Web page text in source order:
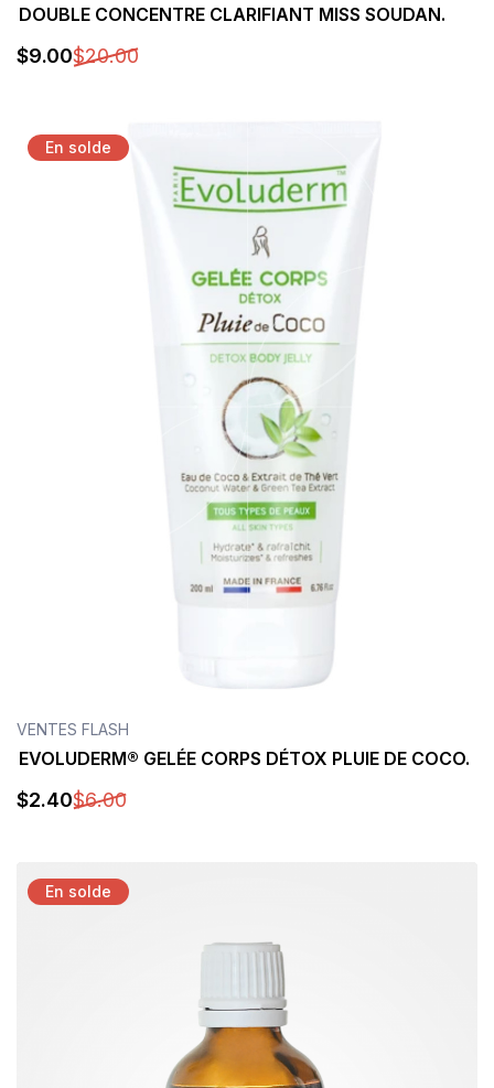
DOUBLE CONCENTRE CLARIFIANT MISS SOUDAN.
$9.00$20.00
En solde
VENTES FLASH
EVOLUDERM® GELÉE CORPS DÉTOX PLUIE DE COCO.
$2.40$6.00
En solde